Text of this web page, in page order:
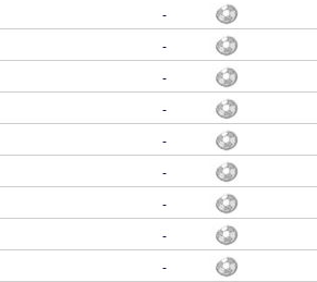
-
-
-
-
-
-
-
-
-